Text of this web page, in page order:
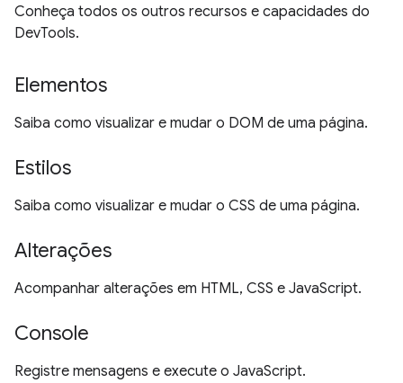
Conheça todos os outros recursos e capacidades do
DevTools.
Elementos
Saiba como visualizar e mudar o DOM de uma página.
Estilos
Saiba como visualizar e mudar o CSS de uma página.
Alterações
Acompanhar alterações em HTML, CSS e JavaScript.
Console
Registre mensagens e execute o JavaScript.